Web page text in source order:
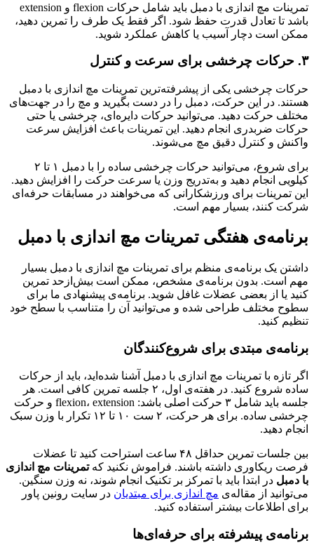
تمرینات مچ اندازی با دمبل باید شامل حرکات flexion و extension
باشد تا تعادل قدرت حفظ شود. اگر فقط یک طرف را تمرین دهید،
ممکن است دچار آسیب یا کاهش عملکرد شوید.
۳. حرکات چرخشی برای سرعت و کنترل
حرکات چرخشی یکی از پیشرفته‌ترین تمرینات مچ اندازی با دمبل
هستند. در این حرکت، دمبل را در دست بگیرید و مچ را در جهت‌های
مختلف حرکت دهید. می‌توانید حرکات دایره‌ای، چرخشی یا حتی
حرکات ضربدری انجام دهید. این تمرینات باعث افزایش سرعت
واکنش و کنترل دقیق مچ می‌شوند.
برای شروع، می‌توانید حرکات چرخشی ساده را با دمبل ۱ تا ۲
کیلویی انجام دهید و به‌تدریج وزن یا سرعت حرکت را افزایش دهید.
این تمرینات برای ورزشکارانی که می‌خواهند در مسابقات حرفه‌ای
شرکت کنند، بسیار مهم است.
برنامه‌ی هفتگی تمرینات مچ اندازی با دمبل
داشتن یک برنامه‌ی منظم برای تمرینات مچ اندازی با دمبل بسیار
مهم است. بدون برنامه‌ی مشخص، ممکن است بیش‌ازحد تمرین
کنید یا از بعضی عضلات غافل شوید. برنامه‌ی پیشنهادی ما برای
سطوح مختلف طراحی شده و می‌توانید آن را متناسب با سطح خود
تنظیم کنید.
برنامه‌ی مبتدی برای شروع‌کنندگان
اگر تازه با تمرینات مچ اندازی با دمبل آشنا شده‌اید، باید از حرکات
ساده شروع کنید. در هفته‌ی اول، ۲ جلسه تمرین کافی است. هر
جلسه باید شامل ۳ حرکت اصلی باشد: flexion، extension و حرکت
چرخشی ساده. برای هر حرکت، ۲ ست ۱۰ تا ۱۲ تکرار با وزن سبک
انجام دهید.
بین جلسات تمرین حداقل ۴۸ ساعت استراحت کنید تا عضلات
فرصت ریکاوری داشته باشند. فراموش نکنید کهتمرینات مچ اندازی
با دمبل در ابتدا باید با تمرکز بر تکنیک انجام شوند، نه وزن سنگین.
می‌توانید از مقاله‌ی مچ اندازی برای مبتدیان در سایت رونین پاور
برای اطلاعات بیشتر استفاده کنید.
برنامه‌ی پیشرفته برای حرفه‌ای‌ها